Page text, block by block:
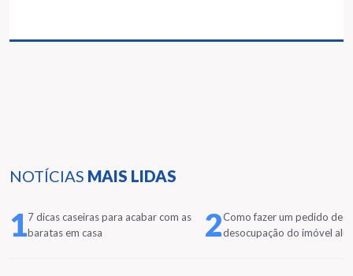
NOTÍCIAS MAIS LIDAS
17 dicas caseiras para acabar com as
baratas em casa
2Como fazer um pedido de
desocupação do imóvel